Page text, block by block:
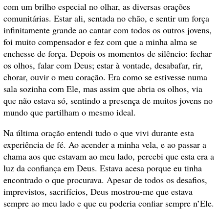
com um brilho especial no olhar, as diversas orações
comunitárias. Estar ali, sentada no chão, e sentir um força
infinitamente grande ao cantar com todos os outros jovens,
foi muito compensador e fez com que a minha alma se
enchesse de força. Depois os momentos de silêncio: fechar
os olhos, falar com Deus; estar à vontade, desabafar, rir,
chorar, ouvir o meu coração. Era como se estivesse numa
sala sozinha com Ele, mas assim que abria os olhos, via
que não estava só, sentindo a presença de muitos jovens no
mundo que partilham o mesmo ideal.
Na última oração entendi tudo o que vivi durante esta
experiência de fé. Ao acender a minha vela, e ao passar a
chama aos que estavam ao meu lado, percebi que esta era a
luz da confiança em Deus. Estava acesa porque eu tinha
encontrado o que procurava. Apesar de todos os desafios,
imprevistos, sacrifícios, Deus mostrou-me que estava
sempre ao meu lado e que eu poderia confiar sempre n’Ele.